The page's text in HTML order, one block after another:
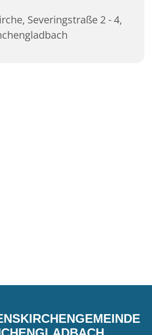
Severingstraße 2 - 4,